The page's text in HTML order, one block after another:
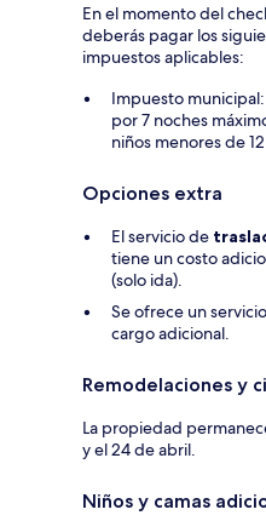
En el momento del
deberás pagar los
impuestos aplicables:
Impuesto
por 7 noches
niños menores de
Opciones extra
El servicio de
tiene un costo
(solo ida).
Se ofrece un
cargo adicional.
Remodelaciones y
La propiedad
y el 24 de abril.
Niños y camas